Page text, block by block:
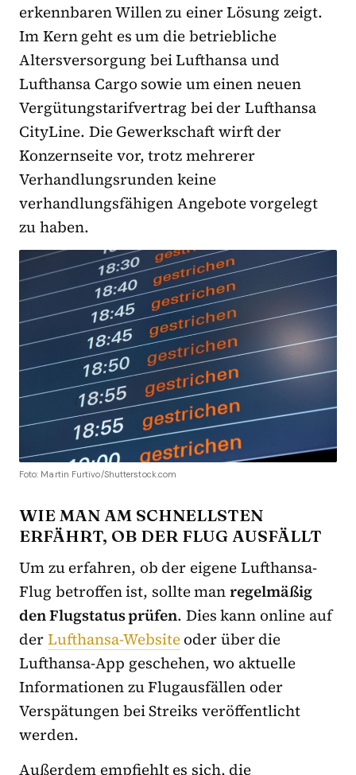
erkennbaren Willen zu einer Lösung zeigt.
Im Kern geht es um die betriebliche
Altersversorgung bei Lufthansa und
Lufthansa Cargo sowie um einen neuen
Vergütungstarifvertrag bei der Lufthansa
CityLine. Die Gewerkschaft wirft der
Konzernseite vor, trotz mehrerer
Verhandlungsrunden keine
verhandlungsfähigen Angebote vorgelegt
zu haben.
Foto: Martin Furtivo/Shutterstock.com
WIE MAN AM SCHNELLSTEN
ERFÄHRT, OB DER FLUG AUSFÄLLT
Um zu erfahren, ob der eigene Lufthansa-
Flug betroffen ist, sollte manregelmäßig
den Flugstatus prüfen. Dies kann online auf
derLufthansa-Websiteoder über die
Lufthansa-App geschehen, wo aktuelle
Informationen zu Flugausfällen oder
Verspätungen bei Streiks veröffentlicht
werden.
Außerdem empfiehlt es sich, die